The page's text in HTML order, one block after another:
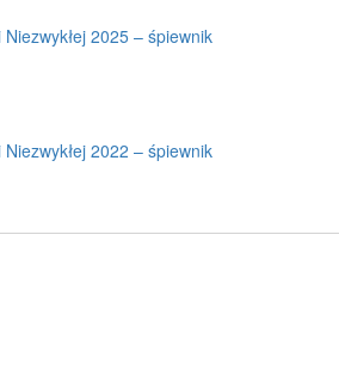
2025 – śpiewnik
2022 – śpiewnik